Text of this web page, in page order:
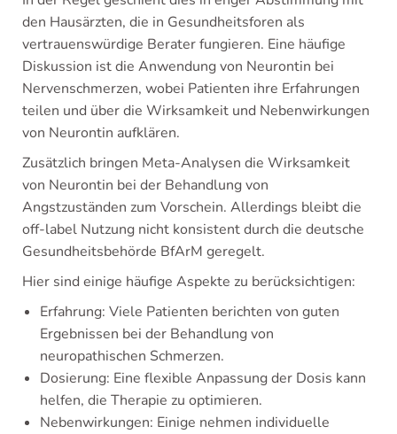
den Hausärzten, die in Gesundheitsforen als
vertrauenswürdige Berater fungieren. Eine häufige
Diskussion ist die Anwendung von Neurontin bei
Nervenschmerzen, wobei Patienten ihre Erfahrungen
teilen und über die Wirksamkeit und Nebenwirkungen
von Neurontin aufklären.
Zusätzlich bringen Meta-Analysen die Wirksamkeit
von Neurontin bei der Behandlung von
Angstzuständen zum Vorschein. Allerdings bleibt die
off-label Nutzung nicht konsistent durch die deutsche
Gesundheitsbehörde BfArM geregelt.
Hier sind einige häufige Aspekte zu berücksichtigen:
Erfahrung: Viele Patienten berichten von guten
Ergebnissen bei der Behandlung von
neuropathischen Schmerzen.
Dosierung: Eine flexible Anpassung der Dosis kann
helfen, die Therapie zu optimieren.
Nebenwirkungen: Einige nehmen individuelle